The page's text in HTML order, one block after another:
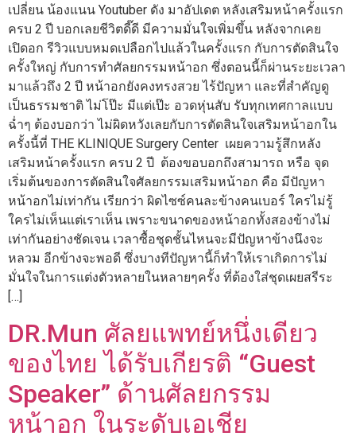
เปลี่ยน น้องแนน Youtuber ดัง มาอัปเดต หลังเสริมหน้าครั้งแรก
ครบ 2 ปี บอกเลยชีวิตดี๊ดี มีความมั่นใจเพิ่มขึ้น หลังจากเคย
เปิดอก รีวิวแบบหมดเปลือกไปแล้วในครั้งแรก กับการตัดสินใจ
ครั้งใหญ่ กับการทำศัลยกรรมหน้าอก ซึ่งตอนนี้ก็ผ่านระยะเวลา
มาแล้วถึง 2 ปี หน้าอกยังคงทรงสวย ไร้ปัญหา และที่สำคัญดู
เป็นธรรมชาติ ไม่โป๊ะ มีแต่เป๊ะ อวดหุ่นสับ รับทุกเทศกาลแบบ
ฉ่ำๆ ต้องบอกว่า ไม่ผิดหวังเลยกับการตัดสินใจเสริมหน้าอกใน
ครั้งนี้ที่ THE KLINIQUE Surgery Center เผยความรู้สึกหลัง
เสริมหน้าครั้งแรก ครบ 2 ปี ต้องขอบอกถึงสามารถ หรือ จุด
เริ่มต้นของการตัดสินใจศัลยกรรมเสริมหน้าอก คือ มีปัญหา
หน้าอกไม่เท่ากัน เรียกว่า ผิดไซซ์คนละข้างคนเบอร์ ใครไม่รู้
ใครไม่เห็นแต่เราเห็น เพราะขนาดของหน้าอกทั้งสองข้างไม่
เท่ากันอย่างชัดเจน เวลาซื้อชุดชั้นไหนจะมีปัญหาข้างนึงจะ
หลวม อีกข้างจะพอดี ซึ่งบางทีปัญหานี้ก็ทำให้เราเกิดการไม่
มั่นใจในการแต่งตัวหลายในหลายๆครั้ง ที่ต้องใส่ชุดเผยสรีระ
[…]
DR.Mun ศัลยแพทย์หนึ่งเดียว
ของไทย ได้รับเกียรติ “Guest
Speaker” ด้านศัลยกรรม
หน้าอก ในระดับเอเชีย